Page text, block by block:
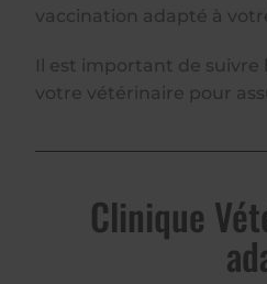
vaccination adapté à
Il est important de suivre
votre vétérinaire pour
Clinique